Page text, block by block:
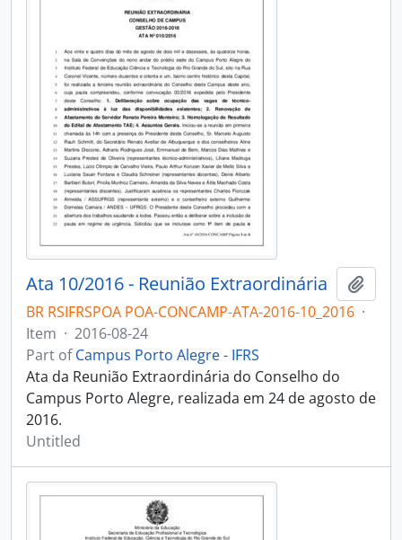
Ata 10/2016 - Reunião Extraordinária
BR RSIFRSPOA POA-CONCAMP-ATA-2016-10_2016 ·
Item · 2016-08-24
Part ofCampus Porto Alegre - IFRS
Ata da Reunião Extraordinária do Conselho do
Campus Porto Alegre, realizada em 24 de agosto de
2016.
Untitled